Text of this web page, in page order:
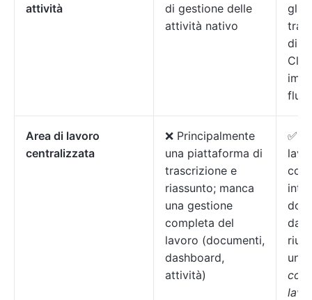
attività
di gestione delle
attività nativo
gli
Area di lavoro
centralizzata
❌ Principalmente
una piattaforma di
trascrizione e
riassunto; manca
una gestione
completa del
lavoro (documenti,
dashboard,
attività)
✅